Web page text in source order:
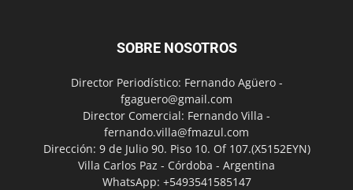
SOBRE NOSOTROS
Director Periodístico: Fernando Agüero -
fgaguero@gmail.com
Director Comercial: Fernando Villa -
fernando.villa@fmazul.com
Dirección: 9 de Julio 90. Piso 10. Of 107.(X5152EYN)
Villa Carlos Paz - Córdoba - Argentina
WhatsApp: +5493541585147